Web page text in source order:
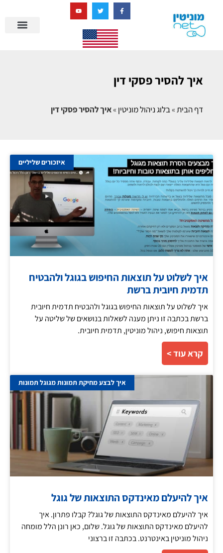
איך להסיר פסקי דין
דף הבית»בלוג ניהול מוניטין »איך להסיר פסקי דין
איזכורים שליליים
איך לשלוט על תוצאות החיפוש בגוגל ולהבטיח
תדמית חיובית ברשת
איך לשלוט על תוצאות החיפוש בגוגל ולהבטיח תדמית חיובית
ברשת בכתבה זו ניתן מענה לשאלות בנושאים של שליטה על
תוצאות חיפוש, ניהול מוניטין, תדמית חיובית.
קרא עוד >
איך לבצע מחיקת תמונות מגוגל תמונות
איך להיעלם מאינדקס התוצאות של גוגל
איך להיעלם מאינדקס התוצאות של גוגל? קבלו פתרון. איך
להיעלם מאינדקס התוצאות של גוגל. שלום, כאן רונן הלל מומחה
ניהול מוניטין באינטרנט. בכתבה זו ברצוני